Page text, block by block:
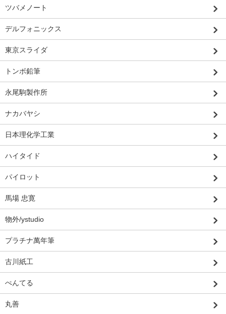
ツバメノート
デルフォニックス
東京スライダ
トンボ鉛筆
永尾駒製作所
ナカバヤシ
日本理化学工業
ハイタイド
パイロット
馬場 忠寛
物外/ystudio
プラチナ萬年筆
古川紙工
ぺんてる
丸善